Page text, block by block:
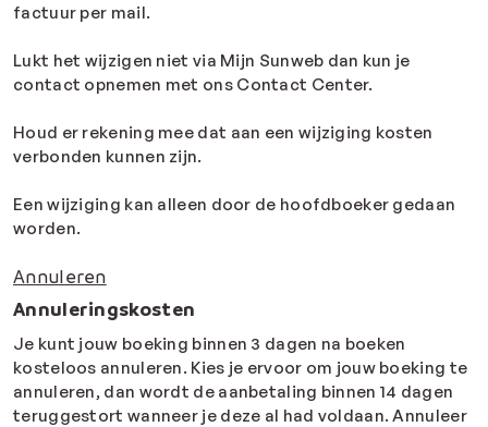
factuur per mail.
Lukt het wijzigen niet via Mijn Sunweb dan kun je
contact opnemen met ons Contact Center.
Houd er rekening mee dat aan een wijziging kosten
verbonden kunnen zijn.
Een wijziging kan alleen door de hoofdboeker gedaan
worden.
Annuleren
Annuleringskosten
Je kunt jouw boeking binnen 3 dagen na boeken
kosteloos annuleren. Kies je ervoor om jouw boeking te
annuleren, dan wordt de aanbetaling binnen 14 dagen
teruggestort wanneer je deze al had voldaan. Annuleer